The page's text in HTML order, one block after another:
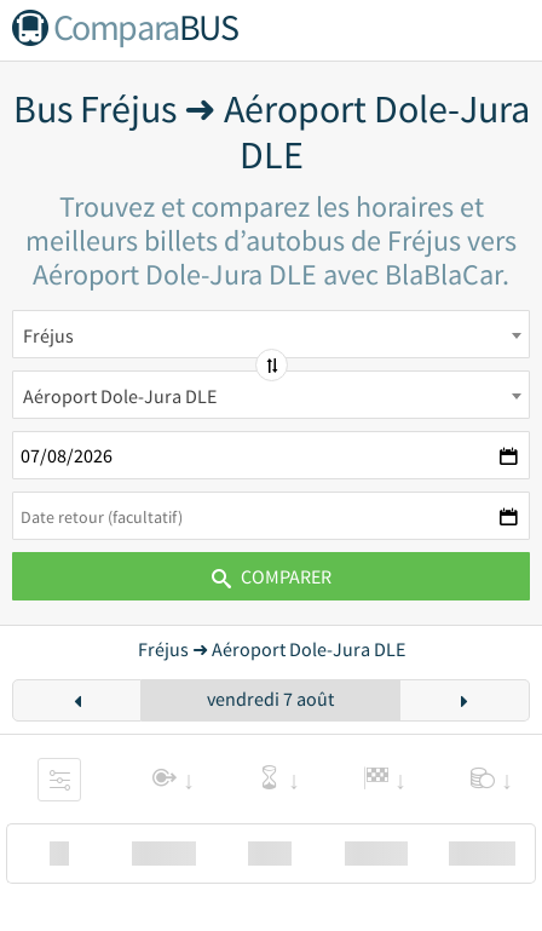
ComparaBUS
Bus Fréjus ➜ Aéroport Dole-Jura
DLE
Trouvez et comparez les horaires et
meilleurs billets d’autobus de Fréjus vers
Aéroport Dole-Jura DLE avec BlaBlaCar.
Fréjus
Aéroport Dole-Jura DLE
COMPARER
Fréjus ➜ Aéroport Dole-Jura DLE
vendredi 7 août